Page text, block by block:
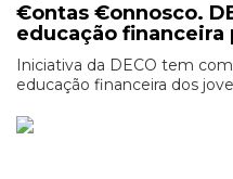
€ontas €onnosco.
educação financeira
Iniciativa da DECO tem
educação financeira dos